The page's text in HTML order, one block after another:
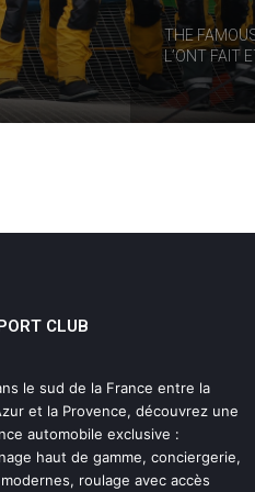
THE
L’ONT FAIT
THE
IDEC
Rhum 2026
The Famous
monde
collective
CLUB
le sud de la France entre la
et la Provence, découvrez une
automobile exclusive :
haut de gamme, conciergerie,
roulage avec accès